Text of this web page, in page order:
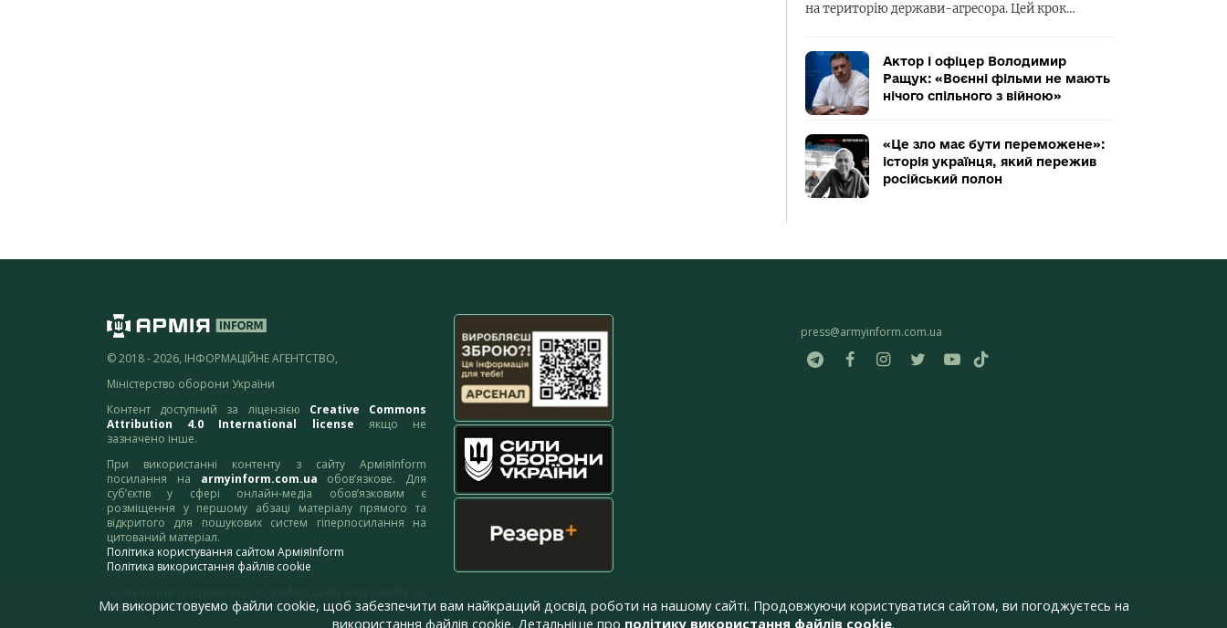
на територію держави-агресора. Цей крок…
Актор і офіцер Володимир
Ращук: «Воєнні фільми не мають
нічого спільного з війною»
«Це зло має бути переможене»:
історія українця, який пережив
російський полон
© 2018 - 2026, ІНФОРМАЦІЙНЕ АГЕНТСТВО,
Міністерство оборони України
Контент доступний за ліцензією Creative Commons
Attribution 4.0 International license якщо не
зазначено інше.
При використанні контенту з сайту АрміяInform
посилання на armyinform.com.ua обов’язкове. Для
суб’єктів у сфері онлайн-медіа обов’язковим є
розміщення у першому абзаці матеріалу прямого та
відкритого для пошукових систем гіперпосилання на
цитований матеріал.
Політика користування сайтом АрміяInform
Політика використання файлів cookie
адресу:webmaster@armyinform.com.ua
press@armyinform.com.ua
Ми використовуємо файли cookie, щоб забезпечити вам найкращий досвід роботи на нашому сайті. Продовжуючи користуватися сайтом, ви погоджуєтесь на
використання файлів cookie. Детальніше про політику використання файлів cookie.